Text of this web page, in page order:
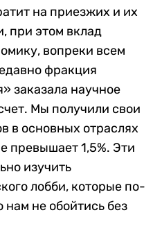
на приезжих и их
при этом вклад
вопреки всем
фракция
заказала научное
Мы получили свои
в основных отраслях
превышает 1,5%. Эти
изучить
лобби, которые по-
не обойтись без